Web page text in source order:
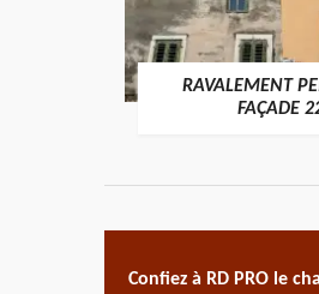
RAVALEMENT
FAÇADE
Confiez à RD PRO le